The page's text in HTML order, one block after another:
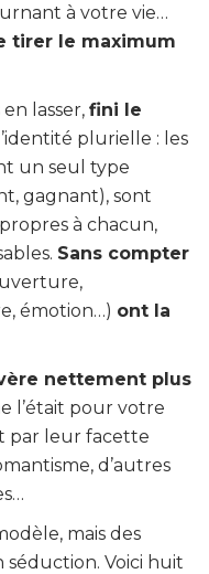
à votre vie…
tirer le maximum
lasser,fini le
plurielle : les
un seul type
gagnant), sont
à chacun,
Sans compter
émotion…) ont la
nettement plus
l’était pour votre
par leur facette
d’autres
mais des
séduction. Voici huit